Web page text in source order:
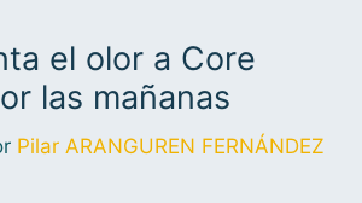
el olor a Core
las mañanas
Pilar ARANGUREN FERNÁNDEZ